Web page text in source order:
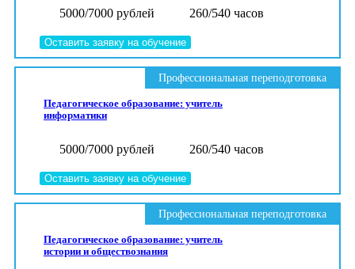
5000/7000 рублей 260/540 часов
Оставить заявку на обучение
Педагогическое образование: учитель
информатики
5000/7000 рублей 260/540 часов
Оставить заявку на обучение
Профессиональная переподготовка
Педагогическое образование: учитель
истории и обществознания
Профессиональная переподготовка